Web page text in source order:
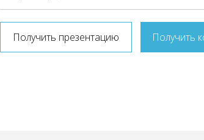
Получить презентацию Получить